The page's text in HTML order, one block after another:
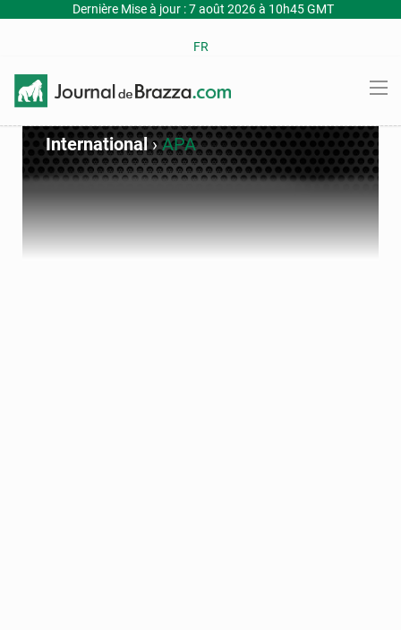
Dernière Mise à jour : 7 août 2026 à 10h45 GMT
FR
International›APA